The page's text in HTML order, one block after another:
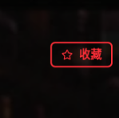
收藏